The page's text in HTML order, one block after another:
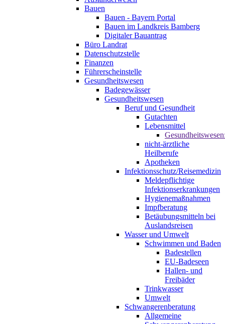
Bauen
Bauen - Bayern Portal
Bauen im Landkreis Bamberg
Digitaler Bauantrag
Büro Landrat
Datenschutzstelle
Finanzen
Führerscheinstelle
Gesundheitswesen
Badegewässer
Gesundheitswesen
Beruf und Gesundheit
Gutachten
Lebensmittel
nicht-ärztliche
Heilberufe
Apotheken
Infektionsschutz/Reisemedizin
Meldepflichtige
Infektionserkrankungen
Hygienemaßnahmen
Impfberatung
Betäubungsmitteln bei
Auslandsreisen
Wasser und Umwelt
Schwimmen und Baden
Badestellen
EU-Badeseen
Hallen- und
Freibäder
Trinkwasser
Umwelt
Schwangerenberatung
Allgemeine